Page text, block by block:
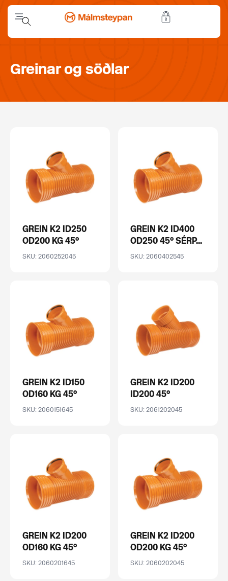
Greinar og söðlar
GREIN K2 ID250
OD200 KG 45°
SKU: 2060252045
GREIN K2 ID400
OD250 45° SÉRP...
SKU: 2060402545
GREIN K2 ID150
OD160 KG 45°
SKU: 2060151645
GREIN K2 ID200
ID200 45°
SKU: 2061202045
GREIN K2 ID200
OD160 KG 45°
SKU: 2060201645
GREIN K2 ID200
OD200 KG 45°
SKU: 2060202045